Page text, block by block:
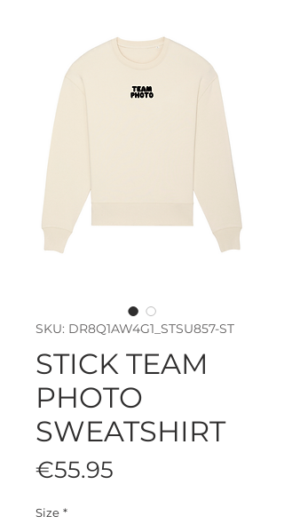
SKU: DR8Q1AW4G1_STSU857-ST
STICK TEAM
PHOTO
SWEATSHIRT
€55.95
Size *